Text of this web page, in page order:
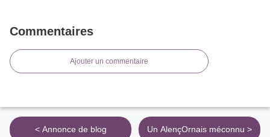
Commentaires
Ajouter un commentaire
< Annonce de blog Un AlençOrnais méconnu >